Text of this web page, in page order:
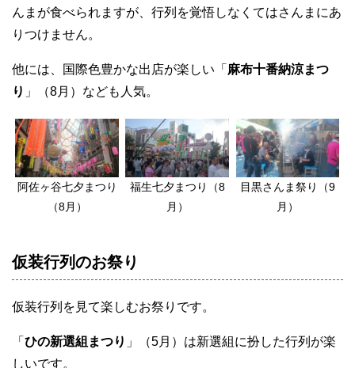
んまが食べられますが、行列を覚悟しなくてはさんまにあ
りつけません。
他には、国際色豊かな出店が楽しい「 麻布十番納涼まつ
り 」（8月）なども人気。
阿佐ヶ谷七夕まつり
（8月）
福生七夕まつり（8
月）
目黒さんま祭り（9
月）
仮装行列のお祭り
仮装行列を見て楽しむお祭りです。
「 ひの新選組まつり 」（5月）は新選組に扮した行列が楽
しいです。